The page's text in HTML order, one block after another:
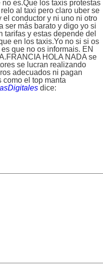
es.Que los taxis protestas
al taxi pero claro uber se
conductor y ni uno ni otro
ser más barato y digo yo si
tarifas y estas depende del
en los taxis.Yo no si si os
que no os informais. EN
HOLA NADA se
se lucran realizando
adecuados ni pagan
como el top manta
dice: